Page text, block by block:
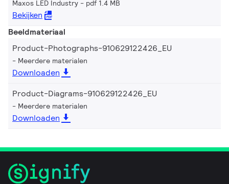
Maxos LED Industry pdf 1.4 MB
Bekijken
Beeldmateriaal
Product-Photographs-910629122426_EU
Meerdere materialen
Downloaden
Product-Diagrams-910629122426_EU
Meerdere materialen
Downloaden